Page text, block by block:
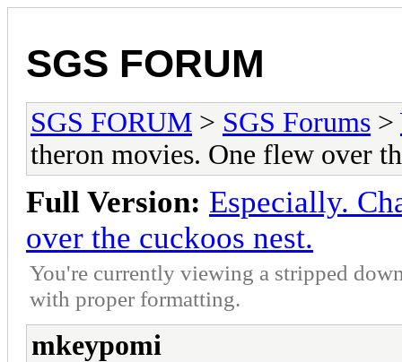
SGS FORUM
SGS FORUM > SGS Forums >
theron movies. One flew over
Full Version: Especially.
over the cuckoos nest.
You're currently viewing a stripped
with proper formatting.
mkeypomi